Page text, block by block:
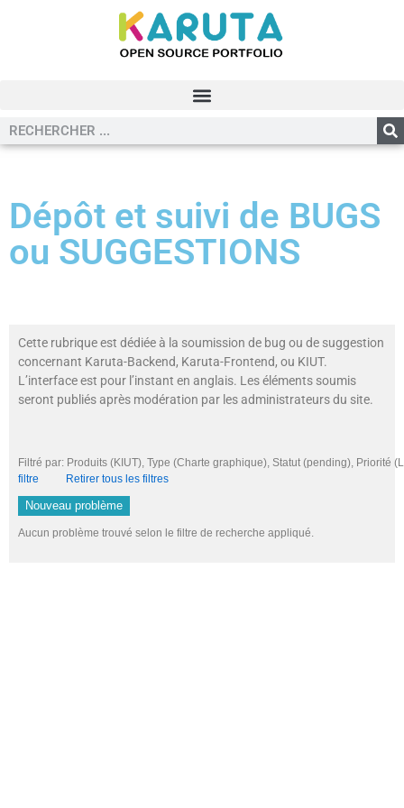
Dépôt et suivi de BUGS
ou SUGGESTIONS
Cette rubrique est dédiée à la soumission de bug ou de suggestion
concernant Karuta-Backend, Karuta-Frontend, ou KIUT.
L’interface est pour l’instant en anglais. Les éléments soumis
seront publiés après modération par les administrateurs du site.
Filtré par: Produits (KIUT), Type (Charte graphique), Statut (pending),
filtre
Retirer tous les filtres
Nouveau problème
Aucun problème trouvé selon le filtre de recherche appliqué.